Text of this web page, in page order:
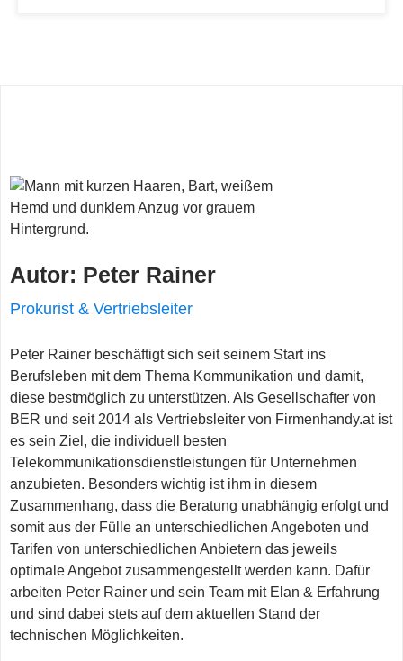
Autor: Peter Rainer
Prokurist & Vertriebsleiter
Peter Rainer beschäftigt sich seit seinem Start ins
Berufsleben mit dem Thema Kommunikation und damit,
diese bestmöglich zu unterstützen. Als Gesellschafter von
BER und seit 2014 als Vertriebsleiter von Firmenhandy.at ist
es sein Ziel, die individuell besten
Telekommunikationsdienstleistungen für Unternehmen
anzubieten. Besonders wichtig ist ihm in diesem
Zusammenhang, dass die Beratung unabhängig erfolgt und
somit aus der Fülle an unterschiedlichen Angeboten und
Tarifen von unterschiedlichen Anbietern das jeweils
optimale Angebot zusammengestellt werden kann. Dafür
arbeiten Peter Rainer und sein Team mit Elan & Erfahrung
und sind dabei stets auf dem aktuellen Stand der
technischen Möglichkeiten.